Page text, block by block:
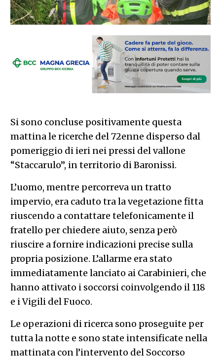
Si sono concluse positivamente questa
mattina le ricerche del 72enne disperso dal
pomeriggio di ieri nei pressi del vallone
“Staccarulo”, in territorio di Baronissi.
L’uomo, mentre percorreva un tratto
impervio, era caduto tra la vegetazione fitta
riuscendo a contattare telefonicamente il
fratello per chiedere aiuto, senza però
riuscire a fornire indicazioni precise sulla
propria posizione. L’allarme era stato
immediatamente lanciato ai Carabinieri, che
hanno attivato i soccorsi coinvolgendo il 118
e i Vigili del Fuoco.
Le operazioni di ricerca sono proseguite per
tutta la notte e sono state intensificate nella
mattinata con l’intervento del Soccorso